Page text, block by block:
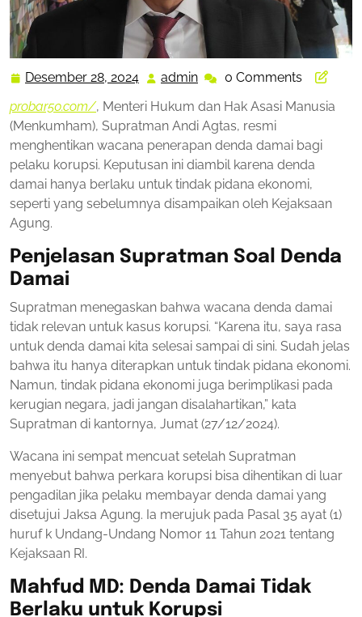
Desember 28, 2024 Desember
28,
admin admin0 Comments
probar50.com/, Menteri Hukum dan Hak Asasi Manusia
(Menkumham), Supratman Andi Agtas, resmi
menghentikan wacana penerapan denda damai bagi
pelaku korupsi. Keputusan ini diambil karena denda
damai hanya berlaku untuk tindak pidana ekonomi,
seperti yang sebelumnya disampaikan oleh Kejaksaan
Agung.
Penjelasan Supratman Soal Denda
Damai
Supratman menegaskan bahwa wacana denda damai
tidak relevan untuk kasus korupsi. “Karena itu, saya rasa
untuk denda damai kita selesai sampai di sini. Sudah jelas
bahwa itu hanya diterapkan untuk tindak pidana ekonomi.
Namun, tindak pidana ekonomi juga berimplikasi pada
kerugian negara, jadi jangan disalahartikan,” kata
Supratman di kantornya, Jumat (27/12/2024).
Wacana ini sempat mencuat setelah Supratman
menyebut bahwa perkara korupsi bisa dihentikan di luar
pengadilan jika pelaku membayar denda damai yang
disetujui Jaksa Agung. Ia merujuk pada Pasal 35 ayat (1)
huruf k Undang-Undang Nomor 11 Tahun 2021 tentang
Kejaksaan RI.
Mahfud MD: Denda Damai Tidak
Berlaku untuk Korupsi